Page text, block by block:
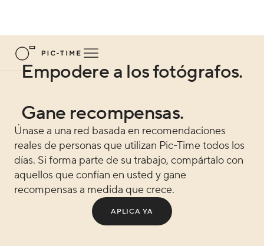
Empodere a los fotógrafos.
Gane recompensas.
Únase a una red basada en recomendaciones
reales de personas que utilizan Pic-Time todos los
días. Si forma parte de su trabajo, compártalo con
aquellos que confían en usted y gane
recompensas a medida que crece.
APLICA YA